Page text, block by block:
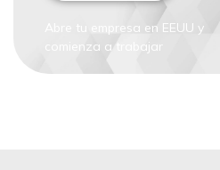
Abre tu empresa en EEUU y
comienza a trabajar